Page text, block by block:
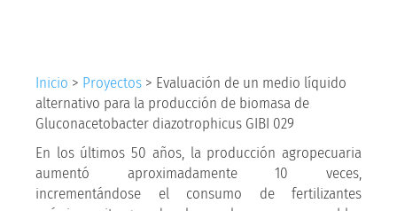
Inicio > Proyectos > Evaluación de un medio líquido
alternativo para la producción de biomasa de
Gluconacetobacter diazotrophicus GIBI 029
En los últimos 50 años, la producción agropecuaria
aumentó aproximadamente 10 veces,
incrementándose el consumo de fertilizantes